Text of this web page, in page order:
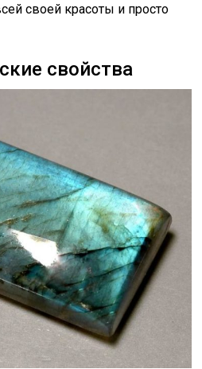
своей красоты и просто
свойства